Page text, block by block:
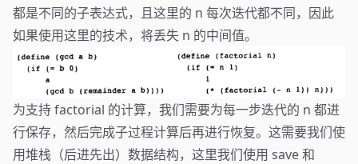
都是不同的子表达式，且这里的 n 每次迭代都不同，因此
如果使用这里的技术，将丢失 n 的中间值。
为支持 factorial 的计算，我们需要为每一步迭代的 n 都进
行保存，然后完成子过程计算后再进行恢复。这需要我们使
用堆栈（后进先出）数据结构，这里我们使用 save 和